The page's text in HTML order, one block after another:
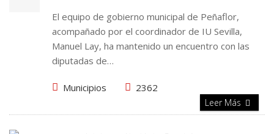
El equipo de gobierno municipal de Peñaflor,
acompañado por el coordinador de IU Sevilla,
Manuel Lay, ha mantenido un encuentro con las
diputadas de…
Municipios 2362
Leer Más